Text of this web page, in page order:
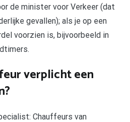
de minister voor Verkeer (dat
gevallen); als je op een
voorzien is, bijvoorbeeld in
verplicht een
Chauffeurs van